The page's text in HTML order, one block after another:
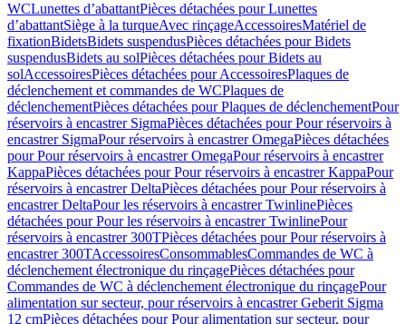
WCLunettes d’abattantPièces détachées pour Lunettes
d’abattantSiège à la turqueAvec rinçageAccessoiresMatériel de
fixationBidetsBidets suspendusPièces détachées pour Bidets
suspendusBidets au solPièces détachées pour Bidets au
solAccessoiresPièces détachées pour AccessoiresPlaques de
déclenchement et commandes de WCPlaques de
déclenchementPièces détachées pour Plaques de déclenchementPour
réservoirs à encastrer SigmaPièces détachées pour Pour réservoirs à
encastrer SigmaPour réservoirs à encastrer OmegaPièces détachées
pour Pour réservoirs à encastrer OmegaPour réservoirs à encastrer
KappaPièces détachées pour Pour réservoirs à encastrer KappaPour
réservoirs à encastrer DeltaPièces détachées pour Pour réservoirs à
encastrer DeltaPour les réservoirs à encastrer TwinlinePièces
détachées pour Pour les réservoirs à encastrer TwinlinePour
réservoirs à encastrer 300TPièces détachées pour Pour réservoirs à
encastrer 300TAccessoiresConsommablesCommandes de WC à
déclenchement électronique du rinçagePièces détachées pour
Commandes de WC à déclenchement électronique du rinçagePour
alimentation sur secteur, pour réservoirs à encastrer Geberit Sigma
12 cmPièces détachées pour Pour alimentation sur secteur, pour